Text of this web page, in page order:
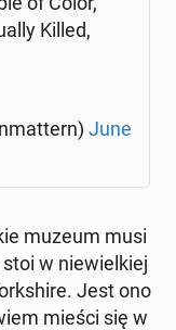
Killed,
June
muzeum musi
w nie­wiel­kiej
Jest ono
mieści się w